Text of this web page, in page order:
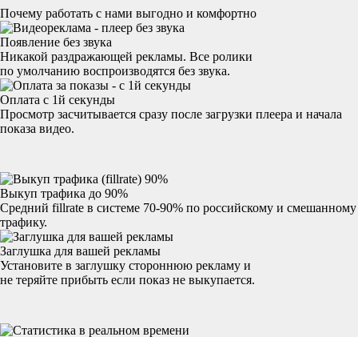
Почему работать с нами выгодно и комфортно
Появление без звука
Никакой раздражающей рекламы. Все ролики
по умолчанию воспроизводятся без звука.
Оплата с 1й секунды
Просмотр засчитывается сразу после загрузки плеера и начала
показа видео.
Выкуп трафика до 90%
Средний fillrate в системе 70-90% по российскому и смешанному
трафику.
Заглушка для вашей рекламы
Установите в заглушку стороннюю рекламу и
не теряйте прибыть если показ не выкупается.